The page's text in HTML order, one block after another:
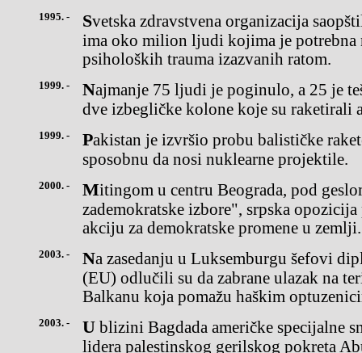
1995. - Svetska zdravstvena organizacija saopštila je da u bivšoj Jugoslaviji
ima oko milion ljudi kojima je potrebna
psiholoških trauma izazvanih ratom.
1999. - Najmanje 75 ljudi je poginulo, a 25 je teško ranjeno uMetohiji u
dve izbegličke kolone koje su raketirali
1999. - Pakistan je izvršio probu balističke rakete dometa 2.000 kilometara,
sposobnu da nosi nuklearne projektile.
2000. - Mitingom u centru Beograda, pod geslom "Stop teroru -
zademokratske izbore", srpska
akciju za demokratske promene u zemlji.
2003. - Na zasedanju u Luksemburgu šefovi diplomatija Evropskeunije
(EU) odlučili su da zabrane ulazak na
Balkanu koja pomažu haškim
2003. - U blizini Bagdada američke specijalne snage uhapsile subivšeg
lidera palestinskog gerilskog pokreta